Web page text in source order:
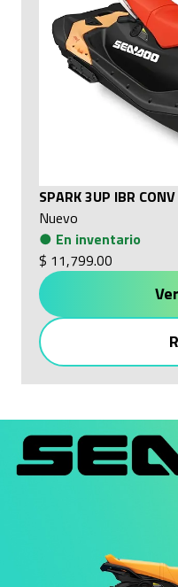
SPARK 3UP IBR
Nuevo
● En inventario
$ 11,799.00